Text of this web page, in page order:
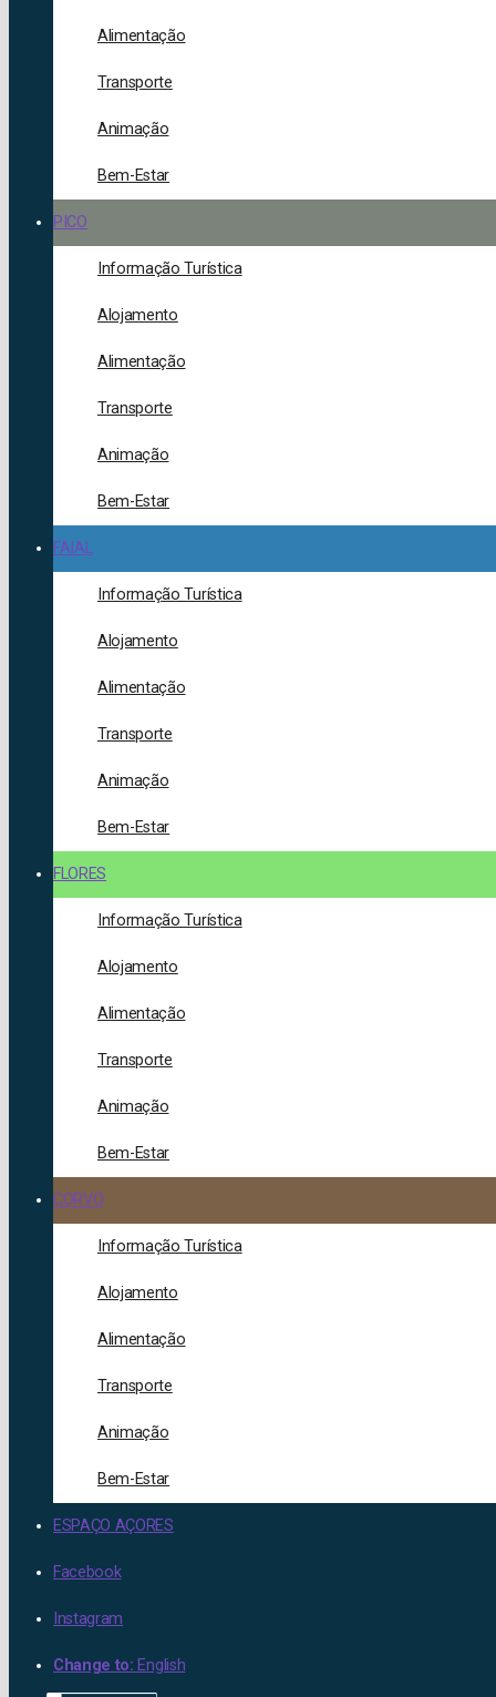
Alimentação
Transporte
Animação
Bem-Estar
PICO
Informação Turística
Alojamento
Alimentação
Transporte
Animação
Bem-Estar
FAIAL
Informação Turística
Alojamento
Alimentação
Transporte
Animação
Bem-Estar
FLORES
Informação Turística
Alojamento
Alimentação
Transporte
Animação
Bem-Estar
CORVO
Informação Turística
Alojamento
Alimentação
Transporte
Animação
Bem-Estar
ESPAÇO AÇORES
Facebook
Instagram
Change to: English